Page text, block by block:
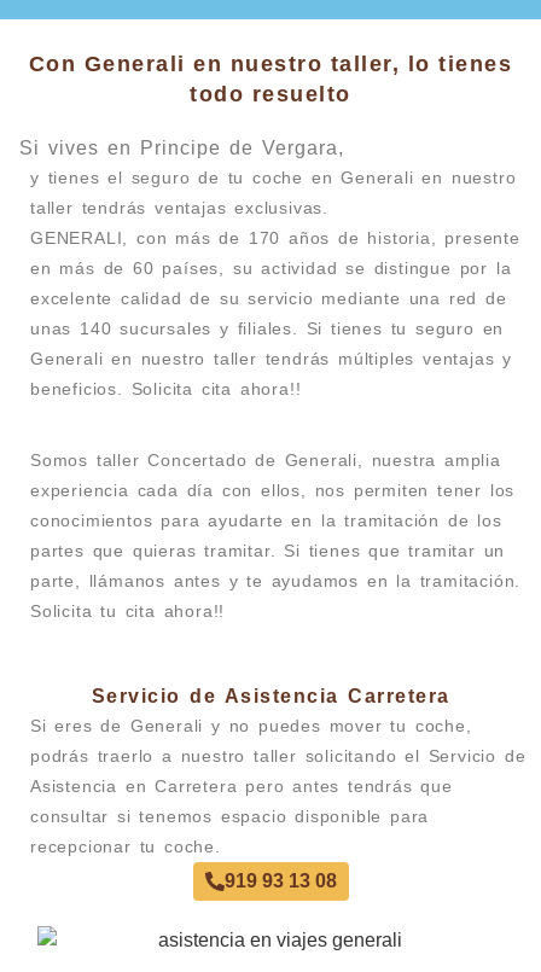
Con Generali en nuestro taller, lo tienes
todo resuelto
Si vives en Principe de Vergara,
y tienes el seguro de tu coche en Generali en nuestro
taller tendrás ventajas exclusivas.
GENERALI, con más de 170 años de historia, presente
en más de 60 países, su actividad se distingue por la
excelente calidad de su servicio mediante una red de
unas 140 sucursales y filiales. Si tienes tu seguro en
Generali en nuestro taller tendrás múltiples ventajas y
beneficios. Solicita cita ahora!!
Somos taller Concertado de Generali, nuestra amplia
experiencia cada día con ellos, nos permiten tener los
conocimientos para ayudarte en la tramitación de los
partes que quieras tramitar. Si tienes que tramitar un
parte, llámanos antes y te ayudamos en la tramitación.
Solicita tu cita ahora!!
Servicio de Asistencia Carretera
Si eres de Generali y no puedes mover tu coche,
podrás traerlo a nuestro taller solicitando el Servicio de
Asistencia en Carretera pero antes tendrás que
consultar si tenemos espacio disponible para
recepcionar tu coche.
919 93 13 08